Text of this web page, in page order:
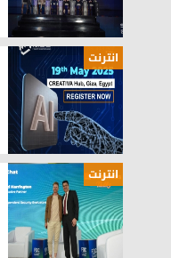
انترنت
انترنت